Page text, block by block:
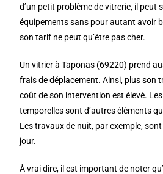
d’un petit problème de vitrerie, il peut
équipements sans pour autant avoir
son tarif ne peut qu’être pas cher.
Un vitrier à Taponas (69220) prend
frais de déplacement. Ainsi, plus son
coût de son intervention est élevé.
temporelles sont d’autres éléments
Les travaux de nuit, par exemple,
jour.
À vrai dire, il est important de noter